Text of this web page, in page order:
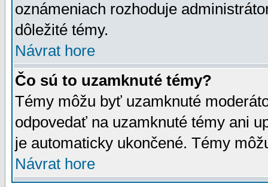
oznámeniach rozhoduje
dôležité témy.
Návrat hore
Čo sú to uzamknuté témy?
Témy môžu byť uzamknuté
odpovedať na uzamknuté témy ani
je automaticky ukončené. Témy
Návrat hore